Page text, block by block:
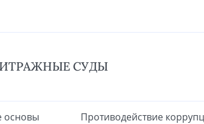
СУДЫ
основы Противодействие